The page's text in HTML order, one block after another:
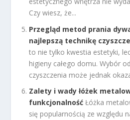
Czy wiesz, że...
Przegląd metod prania
najlepszą technikę
to nie tylko kwestia estetyki,
higieny całego domu. Wybór
czyszczenia może jednak
Zalety i wady łóżek
funkcjonalność Łóżka
się popularnością ze względu